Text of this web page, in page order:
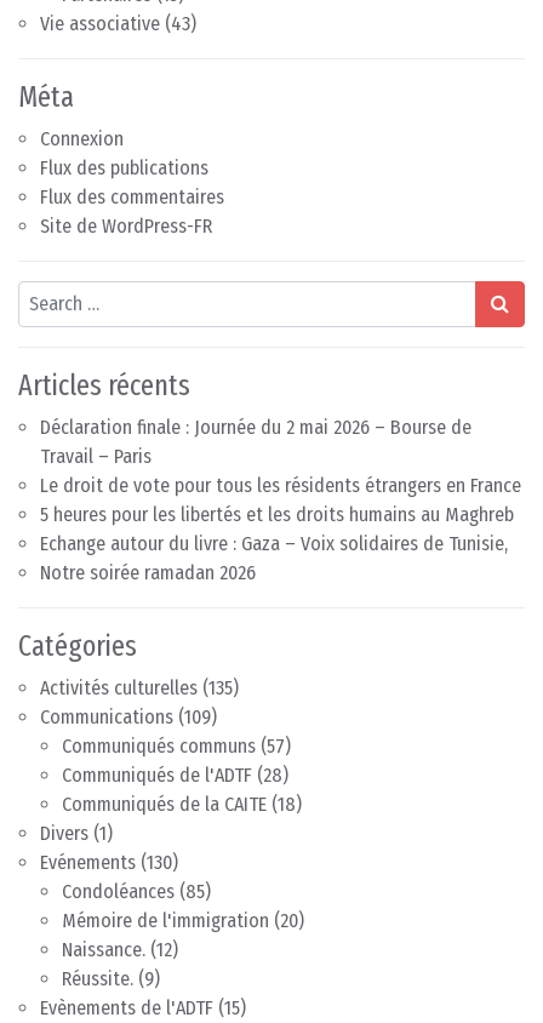
Vie associative (43)
Méta
Connexion
Flux des publications
Flux des commentaires
Site de WordPress-FR
Search
Articles récents
Déclaration finale : Journée du 2 mai 2026 – Bourse de
Travail – Paris
Le droit de vote pour tous les résidents étrangers en France
5 heures pour les libertés et les droits humains au Maghreb
Echange autour du livre : Gaza – Voix solidaires de Tunisie,
Notre soirée ramadan 2026
Catégories
Activités culturelles (135)
Communications (109)
Communiqués communs (57)
Communiqués de l'ADTF (28)
Communiqués de la CAITE (18)
Divers (1)
Evénements (130)
Condoléances (85)
Mémoire de l'immigration (20)
Naissance. (12)
Réussite. (9)
Evènements de l'ADTF (15)